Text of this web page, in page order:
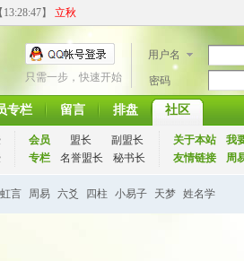
13:28:47】 立秋
用户名
密码
只需一步，快速开始
专栏 留言 排盘 社区
会员 盟长
副盟长
专栏
名誉盟长 秘书长
关于本站
我
友情链接
周
言 周易 六爻 四柱 小易子 天梦 姓名学